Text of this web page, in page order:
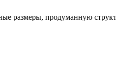
размеры, продуманную